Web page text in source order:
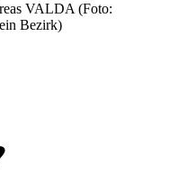
VALDA (Foto:
Bezirk)